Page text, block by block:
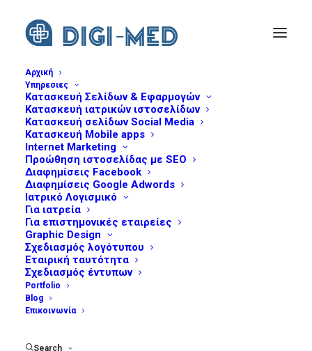
Αρχική
Υπηρεσιες
Κατασκευή Σελίδων & Εφαρμογών
Κατασκευή ιατρικών ιστοσελίδων
Κατασκευή σελίδων Social Media
Κατασκευή Mobile apps
Internet Marketing
Προώθηση ιστοσελίδας με SEO
Διαφημίσεις Facebook
Διαφημίσεις Google Adwords
Ιατρικό Λογισμικό
Για ιατρεία
Για επιστημονικές εταιρείες
Graphic Design
Σχεδιασμός λογότυπου
Εταιρική ταυτότητα
Σχεδιασμός έντυπων
Portfolio
Blog
Επικοινωνία
Search
desktop-10o-sxoleio-speakers
Home
10ο Σχολείο Κλνικής Ηπατολογίας
desktop-10o-sxoleio-speakers